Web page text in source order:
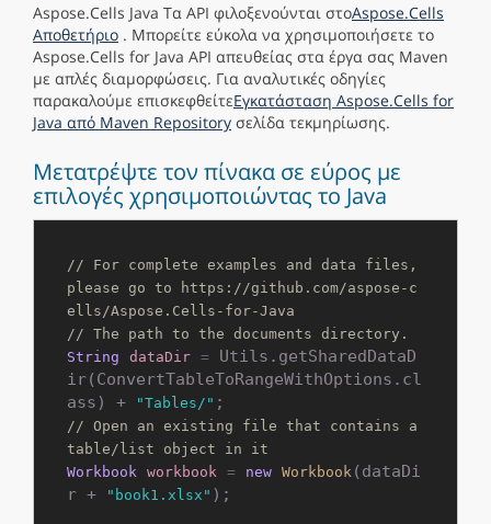
Aspose.Cells Java Τα API φιλοξενούνται στοAspose.Cells
Αποθετήριο . Μπορείτε εύκολα να χρησιμοποιήσετε το
Aspose.Cells for Java API απευθείας στα έργα σας Maven
με απλές διαμορφώσεις. Για αναλυτικές οδηγίες
παρακαλούμε επισκεφθείτεΕγκατάσταση Aspose.Cells for
Java από Maven Repository σελίδα τεκμηρίωσης.
Μετατρέψτε τον πίνακα σε εύρος με
επιλογές χρησιμοποιώντας το Java
// For complete examples and data files,
please go to https://github.com/aspose-c
ells/Aspose.Cells-for-Java
// The path to the documents directory.
String
dataDir =
Utils.getSharedDataD
ir(ConvertTableToRangeWithOptions.cl
ass) +
"Tables/"
// Open an existing file that contains a
table/list object in it
Workbook
workbook = new Workbook (dataDi
r +
"book1.xlsx" );